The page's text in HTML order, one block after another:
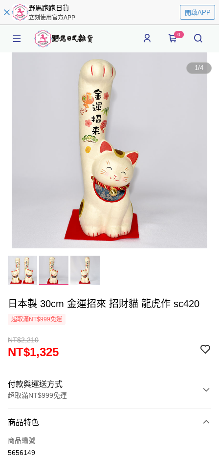
野馬跑跑日貨
立刻使用官方APP
開啟APP
0
1/4
日本製 30cm 金運招來 招財貓 龍虎作 sc420
超取滿NT$999免運
NT$2,210
NT$1,325
付款與運送方式
超取滿NT$999免運
信用卡一次付款
信用卡分期付款
商品特色
商品編號
5656149